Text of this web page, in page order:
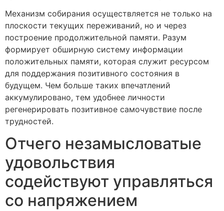
Механизм собирания осуществляется не только на
плоскости текущих переживаний, но и через
построение продолжительной памяти. Разум
формирует обширную систему информации
положительных памяти, которая служит ресурсом
для поддержания позитивного состояния в
будущем. Чем больше таких впечатлений
аккумулировано, тем удобнее личности
регенерировать позитивное самочувствие после
трудностей.
Отчего незамысловатые
удовольствия
содействуют управляться
со напряжением